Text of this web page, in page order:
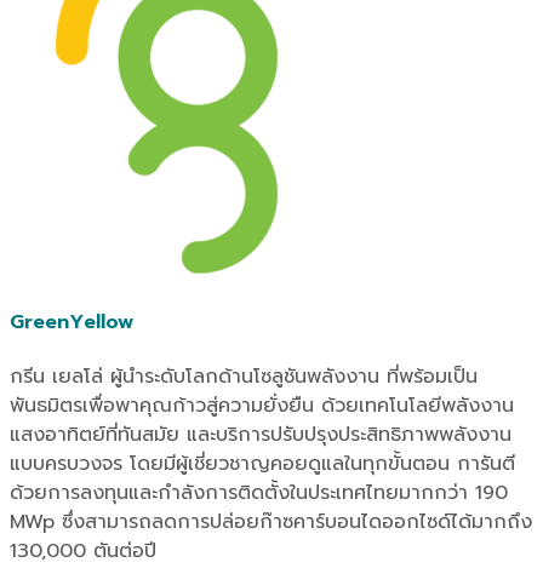
GreenYellow
กรีน เยลโล่ ผู้นำระดับโลกด้านโซลูชันพลังงาน ที่พร้อมเป็น
พันธมิตรเพื่อพาคุณก้าวสู่ความยั่งยืน ด้วยเทคโนโลยีพลังงาน
แสงอาทิตย์ที่ทันสมัย และบริการปรับปรุงประสิทธิภาพพลังงาน
แบบครบวงจร โดยมีผู้เชี่ยวชาญคอยดูแลในทุกขั้นตอน การันตี
ด้วยการลงทุนและกำลังการติดตั้งในประเทศไทยมากกว่า 190
MWp ซึ่งสามารถลดการปล่อยก๊าซคาร์บอนไดออกไซด์ได้มากถึง
130,000 ตันต่อปี